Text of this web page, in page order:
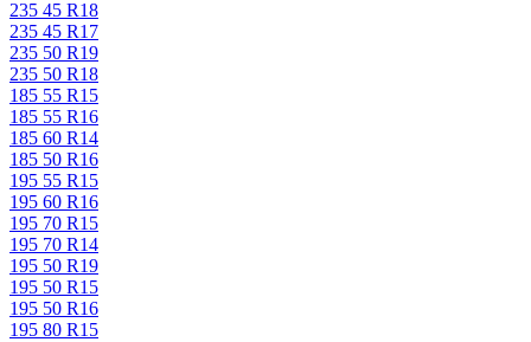
235 45 R18
235 45 R17
235 50 R19
235 50 R18
185 55 R15
185 55 R16
185 60 R14
185 50 R16
195 55 R15
195 60 R16
195 70 R15
195 70 R14
195 50 R19
195 50 R15
195 50 R16
195 80 R15